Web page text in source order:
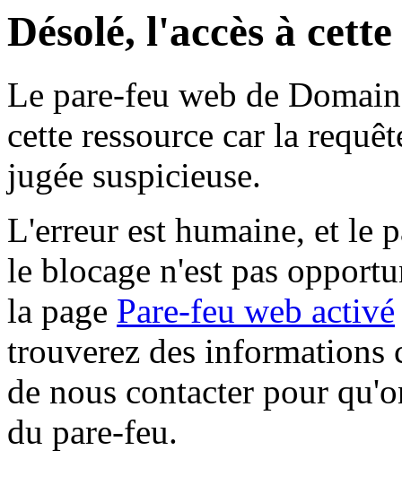
Désolé, l'accès à
Le pare-feu web de
cette ressource car la
jugée suspicieuse.
L'erreur est humaine, et le
le blocage n'est pas
la page Pare-feu web activé
trouverez des informations
de nous contacter pour
du pare-feu.